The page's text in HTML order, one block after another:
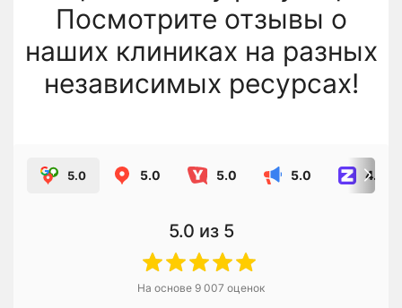
Посмотрите отзывы о
наших клиниках на разных
независимых ресурсах!
5.0 5.0 5.0 5.0 4.8
5.0 из 5
На основе 9 007 оценок